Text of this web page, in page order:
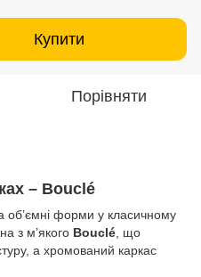
Купити
Порівняти
– Bouclé
об’ємні форми у класичному
з м’якого Bouclé, що
а хромований каркас